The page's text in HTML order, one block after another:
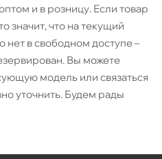
и в розницу. Если товар
значит, что на текущий
нет в свободном доступе –
Вы можете
модель или связаться
уточнить. Будем рады